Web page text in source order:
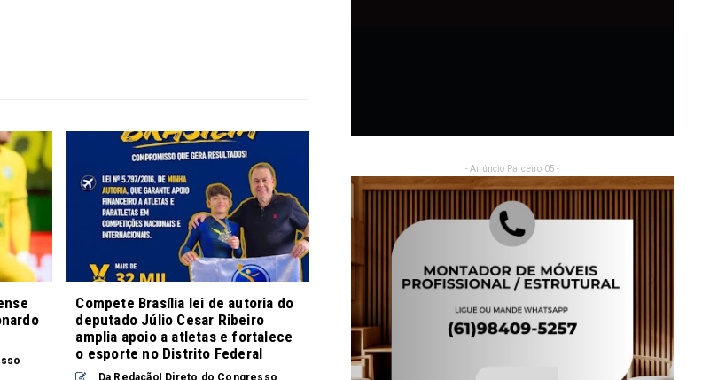
Compete Brasília lei de autoria do
deputado Júlio Cesar Ribeiro
amplia apoio a atletas e fortalece
o esporte no Distrito Federal
Da Redação| Direto do Congresso
- Anúncio Parceiro 05 -